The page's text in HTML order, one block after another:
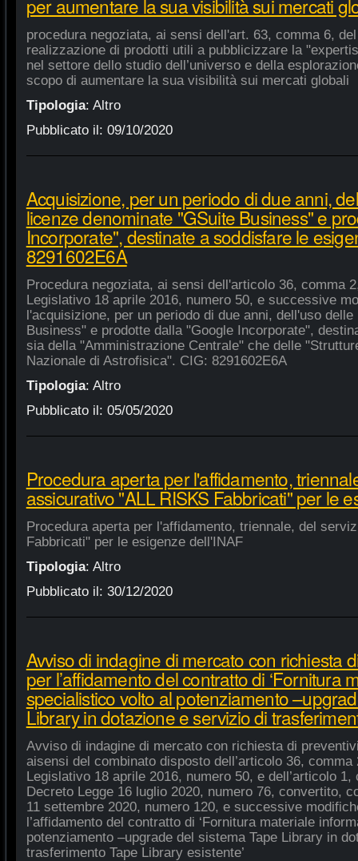
per aumentare la sua visibilità sui mercati
procedura negoziata, ai sensi dell'art. 63, comma 6,
realizzazione di prodotti utili a pubblicizzare la
nel settore dello studio dell’universo e della
scopo di aumentare la sua visibilità sui mercati globali
Tipologia: Altro
Pubblicato il: 09/10/2020
Acquisizione, per un periodo di due anni,
licenze denominate "GSuite Business" e
Incorporate", destinate a soddisfare le
8291602E6A
Procedura negoziata, ai sensi dell'articolo 36, comma
Legislativo 18 aprile 2016, numero 50, e successive
l'acquisizione, per un periodo di due anni, dell'uso
Business" e prodotte dalla "Google Incorporate",
sia della "Amministrazione Centrale" che delle
Nazionale di Astrofisica". CIG: 8291602E6A
Tipologia: Altro
Pubblicato il: 05/05/2020
Procedura aperta per l'affidamento,
assicurativo "ALL RISKS Fabbricati" per le
Procedura aperta per l'affidamento, triennale, del
Fabbricati" per le esigenze dell'INAF
Tipologia: Altro
Pubblicato il: 30/12/2020
Avviso di indagine di mercato con richiesta
per l’affidamento del contratto di ‘Fornitura
specialistico volto al potenziamento
Library in dotazione e servizio di
Avviso di indagine di mercato con richiesta di
aisensi del combinato disposto dell’articolo 36,
Legislativo 18 aprile 2016, numero 50, e dell’articolo
Decreto Legge 16 luglio 2020, numero 76, convertito,
11 settembre 2020, numero 120, e successive
l’affidamento del contratto di ‘Fornitura materiale
potenziamento –upgrade del sistema Tape Library in
trasferimento Tape Library esistente’